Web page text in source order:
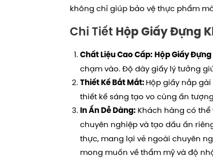
không chỉ giúp bảo vệ thực phẩm
Chi Tiết Hộp Giấy Đựng
Chất Liệu Cao Cấp: Hộp Giấy Đựng
chạm vào. Độ dày giấy lý tưởng
Thiết Kế Bắt Mắt: Hộp giấy nắp
thiết kế sáng tạo vo cùng ấn
In Ấn Dễ Dàng: Khách hàng có
chuyên nghiệp và tạo dấu ấn
thực, mang lại vẻ ngoài chuyên
mong muốn về thẩm mỹ và độ